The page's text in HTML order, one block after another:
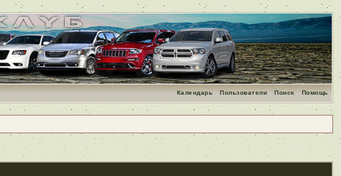
Помощь
Поиск
Пользователи
Календарь